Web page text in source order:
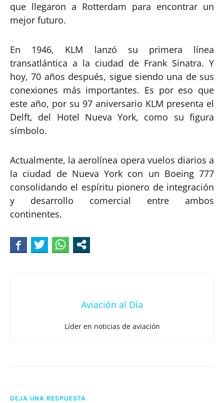
que llegaron a Rotterdam para encontrar un
mejor futuro.
En 1946, KLM lanzó su primera línea
transatlántica a la ciudad de Frank Sinatra. Y
hoy, 70 años después, sigue siendo una de sus
conexiones más importantes. Es por eso que
este año, por su 97 aniversario KLM presenta el
Delft, del Hotel Nueva York, como su figura
símbolo.
Actualmente, la aerolínea opera vuelos diarios a
la ciudad de Nueva York con un Boeing 777
consolidando el espíritu pionero de integración
y desarrollo comercial entre ambos
continentes.
Aviación al Día
Líder en noticias de aviación
DEJA UNA RESPUESTA